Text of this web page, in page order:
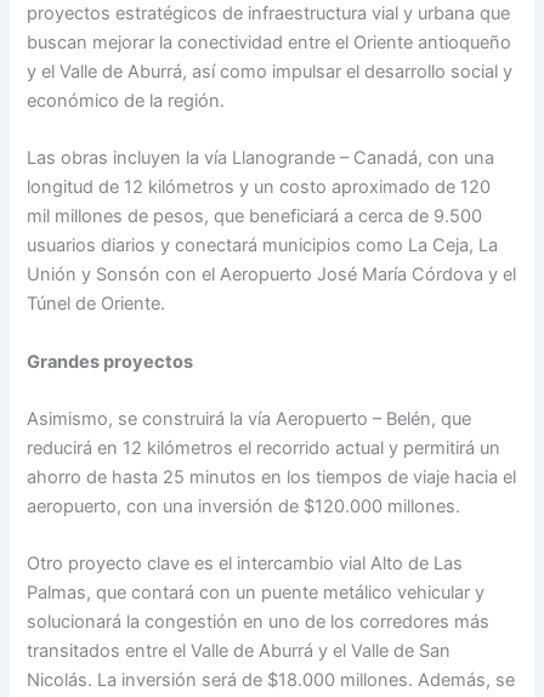
proyectos estratégicos de infraestructura vial y urbana que
buscan mejorar la conectividad entre el Oriente antioqueño
y el Valle de Aburrá, así como impulsar el desarrollo social y
económico de la región.
Las obras incluyen la vía Llanogrande – Canadá, con una
longitud de 12 kilómetros y un costo aproximado de 120
mil millones de pesos, que beneficiará a cerca de 9.500
usuarios diarios y conectará municipios como La Ceja, La
Unión y Sonsón con el Aeropuerto José María Córdova y el
Túnel de Oriente.
Grandes proyectos
Asimismo, se construirá la vía Aeropuerto – Belén, que
reducirá en 12 kilómetros el recorrido actual y permitirá un
ahorro de hasta 25 minutos en los tiempos de viaje hacia el
aeropuerto, con una inversión de $120.000 millones.
Otro proyecto clave es el intercambio vial Alto de Las
Palmas, que contará con un puente metálico vehicular y
solucionará la congestión en uno de los corredores más
transitados entre el Valle de Aburrá y el Valle de San
Nicolás. La inversión será de $18.000 millones. Además, se